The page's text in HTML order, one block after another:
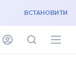
ВСТАНОВИТИ